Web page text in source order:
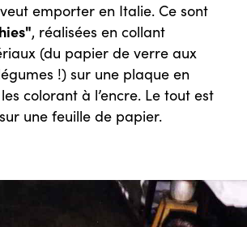
emporter en Italie. Ce sont
, réalisées en collant
(du papier de verre aux
!) sur une plaque en
colorant à l’encre. Le tout est
une feuille de papier.